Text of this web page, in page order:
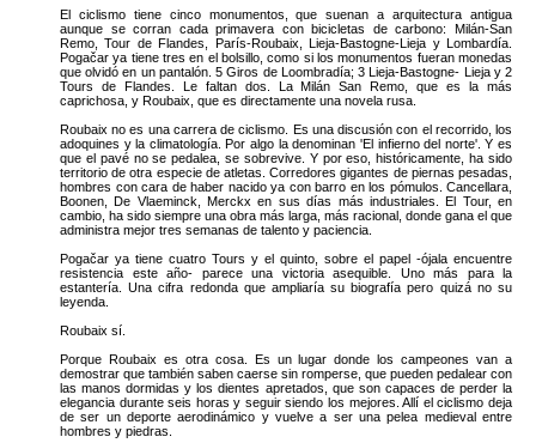
El ciclismo tiene cinco monumentos, que suenan a arquitectura antigua
aunque se corran cada primavera con bicicletas de carbono: Milán-San
Remo, Tour de Flandes, París-Roubaix, Lieja-Bastogne-Lieja y Lombardía.
Pogačar ya tiene tres en el bolsillo, como si los monumentos fueran monedas
que olvidó en un pantalón. 5 Giros de Loombradía; 3 Lieja-Bastogne- Lieja y 2
Tours de Flandes. Le faltan dos. La Milán San Remo, que es la más
caprichosa, y Roubaix, que es directamente una novela rusa.
Roubaix no es una carrera de ciclismo. Es una discusión con el recorrido, los
adoquines y la climatología. Por algo la denominan 'El infierno del norte'. Y es
que el pavé no se pedalea, se sobrevive. Y por eso, históricamente, ha sido
territorio de otra especie de atletas. Corredores gigantes de piernas pesadas,
hombres con cara de haber nacido ya con barro en los pómulos. Cancellara,
Boonen, De Vlaeminck, Merckx en sus días más industriales. El Tour, en
cambio, ha sido siempre una obra más larga, más racional, donde gana el que
administra mejor tres semanas de talento y paciencia.
Pogačar ya tiene cuatro Tours y el quinto, sobre el papel -ójala encuentre
resistencia este año- parece una victoria asequible. Uno más para la
estantería. Una cifra redonda que ampliaría su biografía pero quizá no su
leyenda.
Roubaix sí.
Porque Roubaix es otra cosa. Es un lugar donde los campeones van a
demostrar que también saben caerse sin romperse, que pueden pedalear con
las manos dormidas y los dientes apretados, que son capaces de perder la
elegancia durante seis horas y seguir siendo los mejores. Allí el ciclismo deja
de ser un deporte aerodinámico y vuelve a ser una pelea medieval entre
hombres y piedras.